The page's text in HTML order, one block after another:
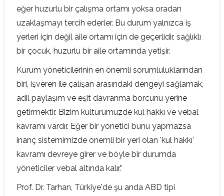
eğer huzurlu bir çalışma ortamı yoksa oradan
uzaklaşmayı tercih ederler. Bu durum yalnızca iş
yerleri için değil aile ortamı için de geçerlidir, sağlıklı
bir çocuk, huzurlu bir aile ortamında yetişir.
Kurum yöneticilerinin en önemli sorumluluklarından
biri, işveren ile çalışan arasındaki dengeyi sağlamak,
adil paylaşım ve eşit davranma borcunu yerine
getirmektir. Bizim kültürümüzde kul hakkı ve vebal
kavramı vardır. Eğer bir yönetici bunu yapmazsa
inanç sistemimizde önemli bir yeri olan 'kul hakkı'
kavramı devreye girer ve böyle bir durumda
yöneticiler vebal altında kalır."
Prof. Dr. Tarhan, Türkiye'de şu anda ABD tipi